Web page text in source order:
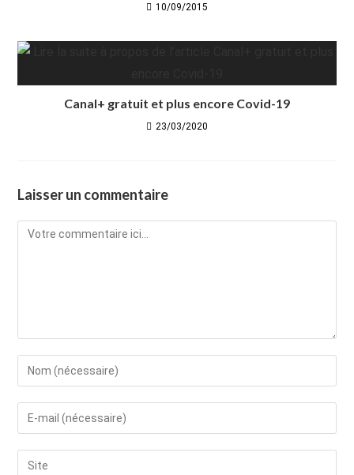
10/09/2015
Canal+ gratuit et plus encore Covid-19
23/03/2020
Laisser un commentaire
Comment
Enter
your
name
Enter
your
email
address
Saisir